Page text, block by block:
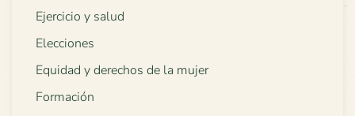
Ejercicio y salud
Elecciones
Equidad y derechos de la mujer
Formación